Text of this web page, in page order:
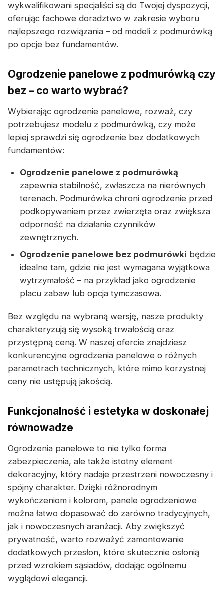
wykwalifikowani specjaliści są do Twojej dyspozycji,
oferując fachowe doradztwo w zakresie wyboru
najlepszego rozwiązania – od modeli z podmurówką
po opcje bez fundamentów.
Ogrodzenie panelowe z podmurówką czy
bez – co warto wybrać?
Wybierając ogrodzenie panelowe, rozważ, czy
potrzebujesz modelu z podmurówką, czy może
lepiej sprawdzi się ogrodzenie bez dodatkowych
fundamentów:
Ogrodzenie panelowe z podmurówką
zapewnia stabilność, zwłaszcza na nierównych
terenach. Podmurówka chroni ogrodzenie przed
podkopywaniem przez zwierzęta oraz zwiększa
odporność na działanie czynników
zewnętrznych.
Ogrodzenie panelowe bez podmurówki będzie
idealne tam, gdzie nie jest wymagana wyjątkowa
wytrzymałość – na przykład jako ogrodzenie
placu zabaw lub opcja tymczasowa.
Bez względu na wybraną wersję, nasze produkty
charakteryzują się wysoką trwałością oraz
przystępną ceną. W naszej ofercie znajdziesz
konkurencyjne ogrodzenia panelowe o różnych
parametrach technicznych, które mimo korzystnej
ceny nie ustępują jakością.
Funkcjonalność i estetyka w doskonałej
równowadze
Ogrodzenia panelowe to nie tylko forma
zabezpieczenia, ale także istotny element
dekoracyjny, który nadaje przestrzeni nowoczesny i
spójny charakter. Dzięki różnorodnym
wykończeniom i kolorom, panele ogrodzeniowe
można łatwo dopasować do zarówno tradycyjnych,
jak i nowoczesnych aranżacji. Aby zwiększyć
prywatność, warto rozważyć zamontowanie
dodatkowych przesłon, które skutecznie osłonią
przed wzrokiem sąsiadów, dodając ogólnemu
wyglądowi elegancji.